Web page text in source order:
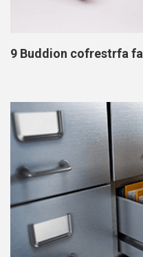
9 Buddion cofrestrfa